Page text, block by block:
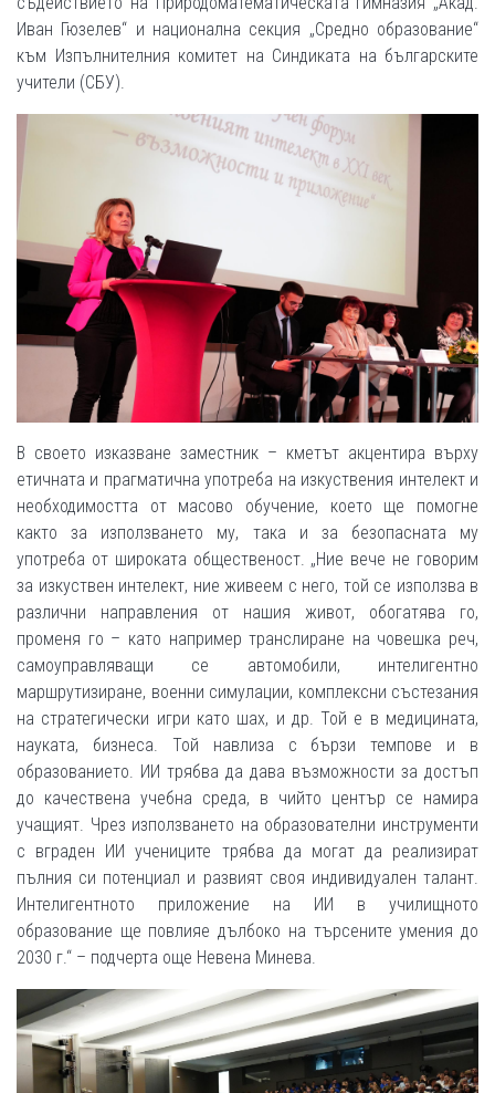
Иван Гюзелев“ и национална секция „Средно образование“
към Изпълнителния комитет на Синдиката на българските
учители (СБУ).
В своето изказване заместник – кметът акцентира върху
етичната и прагматична употреба на изкуствения интелект и
необходимостта от масово обучение, което ще помогне
както за използването му, така и за безопасната му
употреба от широката общественост. „Ние вече не говорим
за изкуствен интелект, ние живеем с него, той се използва в
различни направления от нашия живот, обогатява го,
променя го – като например транслиране на човешка реч,
самоуправляващи се автомобили, интелигентно
маршрутизиране, военни симулации, комплексни състезания
на стратегически игри като шах, и др. Той е в медицината,
науката, бизнеса. Той навлиза с бързи темпове и в
образованието. ИИ трябва да дава възможности за достъп
до качествена учебна среда, в чийто център се намира
учащият. Чрез използването на образователни инструменти
с вграден ИИ учениците трябва да могат да реализират
пълния си потенциал и развият своя индивидуален талант.
Интелигентното приложение на ИИ в училищното
образование ще повлияе дълбоко на търсените умения до
2030 г.“ – подчерта още Невена Минева.